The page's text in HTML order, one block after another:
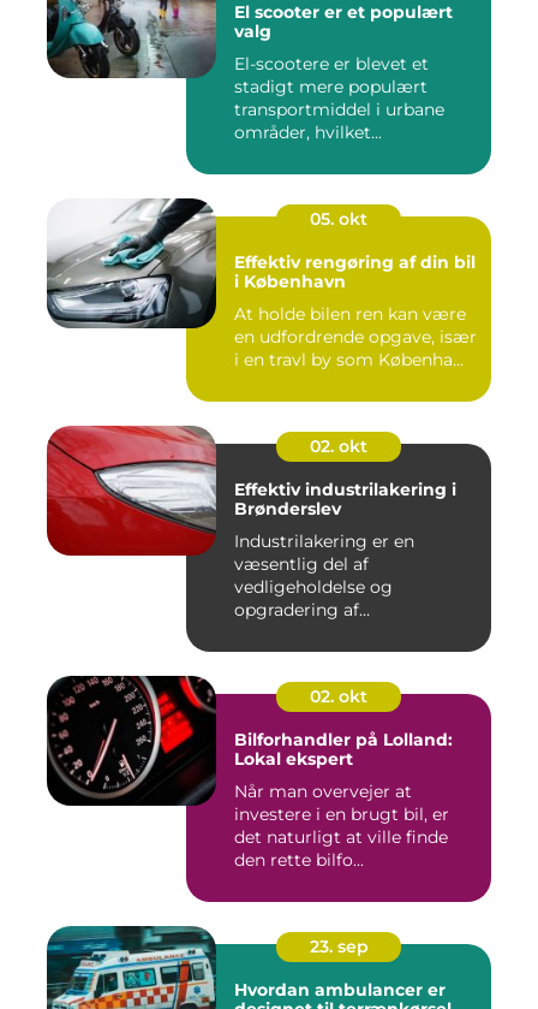
El scooter er et populært
valg
El-scootere er blevet et
stadigt mere populært
transportmiddel i urbane
områder, hvilket...
05. okt
Effektiv rengøring af din bil
i København
At holde bilen ren kan være
en udfordrende opgave, især
i en travl by som Københa...
02. okt
Effektiv industrilakering i
Brønderslev
Industrilakering er en
væsentlig del af
vedligeholdelse og
opgradering af
02. okt
Bilforhandler på Lolland:
Lokal ekspert
Når man overvejer at
investere i en brugt bil, er
det naturligt at ville finde
den rette bilfo...
23. sep
Hvordan ambulancer er